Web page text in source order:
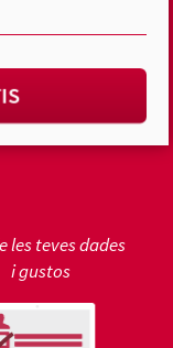
les teves dades
i gustos